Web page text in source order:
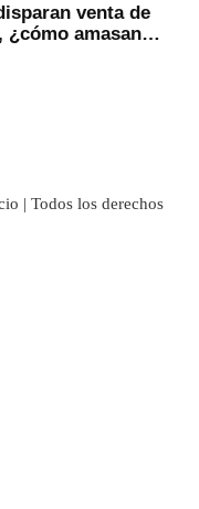
venta de
¿cómo amasan
| Todos los derechos